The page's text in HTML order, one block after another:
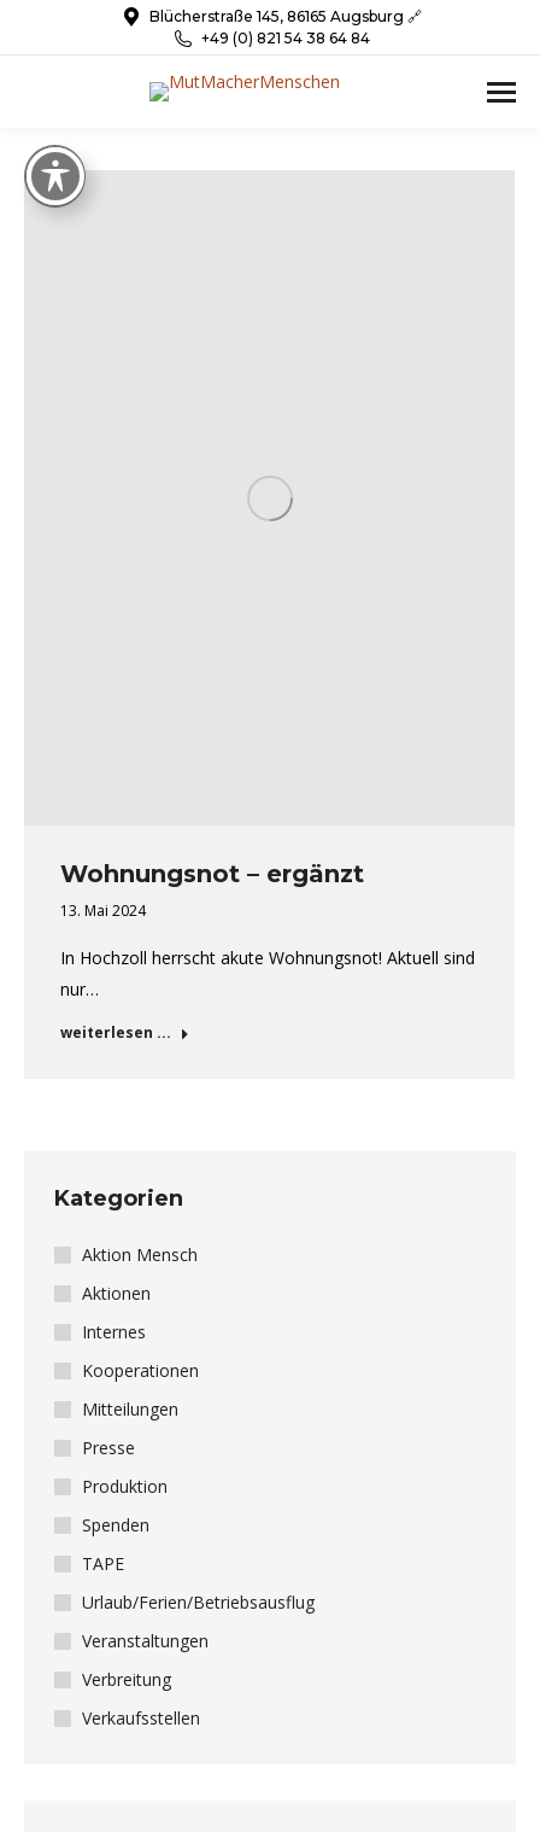
Blücherstraße 145, 86165 Augsburg 🔗
+49 (0) 821 54 38 64 84
Wohnungsnot – ergänzt
13. Mai 2024
In Hochzoll herrscht akute Wohnungsnot! Aktuell sind
nur…
weiterlesen ...
Kategorien
Aktion Mensch
Aktionen
Internes
Kooperationen
Mitteilungen
Presse
Produktion
Spenden
TAPE
Urlaub/Ferien/Betriebsausflug
Veranstaltungen
Verbreitung
Verkaufsstellen